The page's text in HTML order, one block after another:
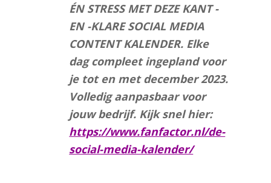
ÉN STRESS MET DEZE KANT -
EN -KLARE SOCIAL MEDIA
CONTENT KALENDER. Elke
dag compleet ingepland voor
je tot en met december 2023.
Volledig aanpasbaar voor
jouw bedrijf. Kijk snel hier:
https://www.fanfactor.nl/de-
social-media-kalender/